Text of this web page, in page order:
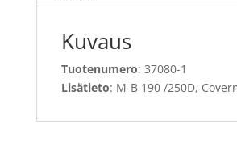
Kuvaus
Tuotenumero: 37080-1
Lisätieto: M-B 190 /250D,